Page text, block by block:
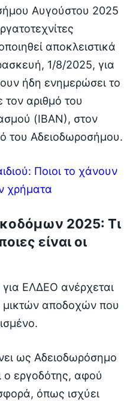
Αυγούστου 2025
αποκλειστικά
1/8/2025, για
ήδη ενημερώσει το
αριθμό του
(ΙΒΑΝ), στον
του Αδειοδωροσήμου.
Ποιοι το χάνουν
χρήματα
2025: Τι
είναι οι
ΕΛΔΕΟ ανέρχεται
μικτών αποδοχών που
ως Αδειοδωρόσημο
ο εργοδότης, αφού
όπως ισχύει